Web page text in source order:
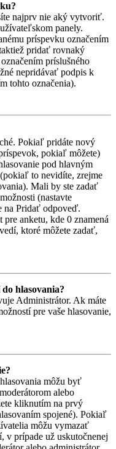
najprv nie aký vytvoriť.
panely.
príspevku označením
pridať rovnaký
príslušného
nepridávať podpis k
tohto označenia).
Pokiaľ pridáte nový
pokiaľ môžete)
pod hlavným
to nevidíte, zrejme
Mali by ste zadať
(nastavte
na Pridať odpoveď.
anketu, kde 0 znamená
ktoré môžete zadať,
hlasovania?
Administrátor. Ak máte
pre vaše hlasovanie,
môžu byť
alebo
kliknutím na prvý
spojené). Pokiaľ
môžu vymazať
v prípade už uskutočnenej